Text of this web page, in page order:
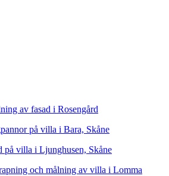
av fasad i Rosengård
på villa i Bara, Skåne
på villa i Ljunghusen, Skåne
och målning av villa i Lomma